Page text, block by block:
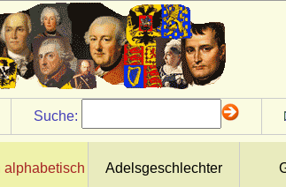
Suche:
alphabetisch Adelsgeschlechter
von Berlichingen-Neustetten
+ nach 20.04.1618
von Borcke (Dorothea von
von Brandenburg
von Brandenburg
+ 19.01.1491